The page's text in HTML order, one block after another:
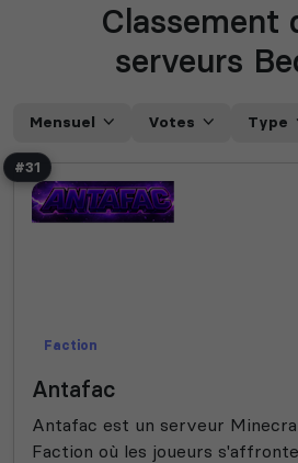
Classement
serveurs
Mensuel Votes Type
#31
Faction
Antafac
Antafac est un serveur
Faction où les joueurs